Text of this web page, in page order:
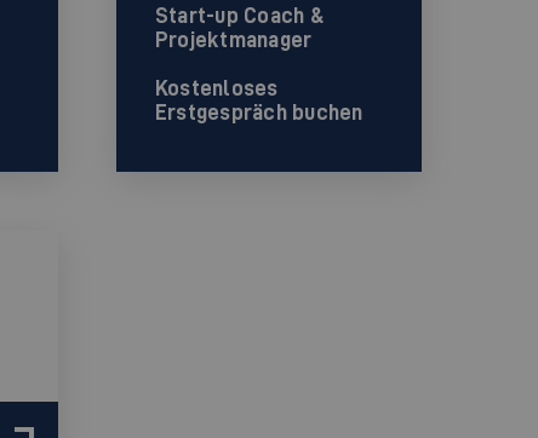
Start-up Coach &
Projektmanager
Kostenloses
Erstgespräch buchen